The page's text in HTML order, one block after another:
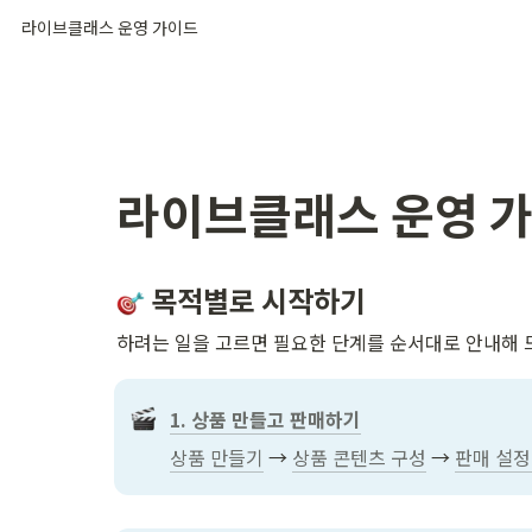
라이브클래스 운영 가이드
라이브클래스 운영
목적별로 시작하기
하려는 일을 고르면 필요한 단계를 순서대로 안내해
1. 상품 만들고 판매하기
상품 만들기 → 상품 콘텐츠 구성 → 판매 설